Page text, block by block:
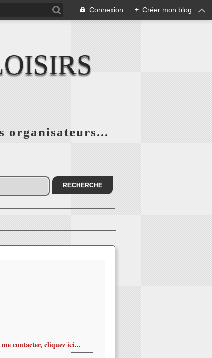
Connexion + Créer mon blog
organisateurs...
contacter, cliquez ici...